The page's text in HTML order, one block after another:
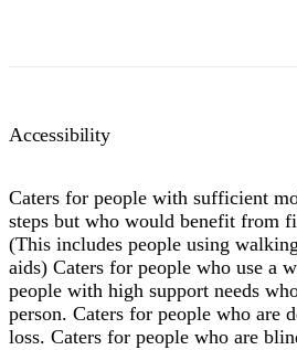
Accessibility
Caters for people with sufficient
steps but who would benefit from
(This includes people using
aids) Caters for people who use a
people with high support needs
person. Caters for people who are
loss. Caters for people who are